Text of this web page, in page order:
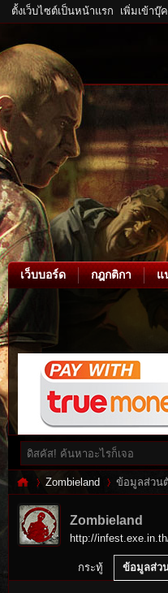
ตั้งเว็บไซต์เป็นหน้าแรก เพิ่มเข้าบุ๊
เว็บบอร์ด กฎกติกา แ
Zombieland ข้อมูลส่วน
Zombieland
http://
กระทู้ ข้อมูลส่ว